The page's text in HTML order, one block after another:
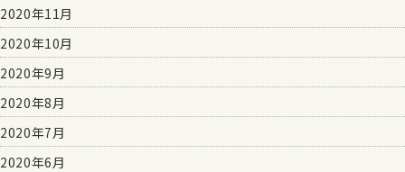
2020年11月
2020年10月
2020年9月
2020年8月
2020年7月
2020年6月